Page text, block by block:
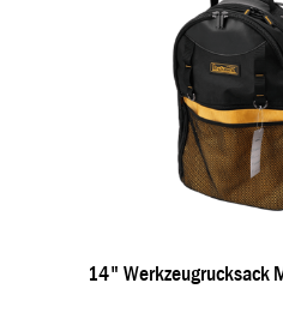
14" Werkzeugrucksack